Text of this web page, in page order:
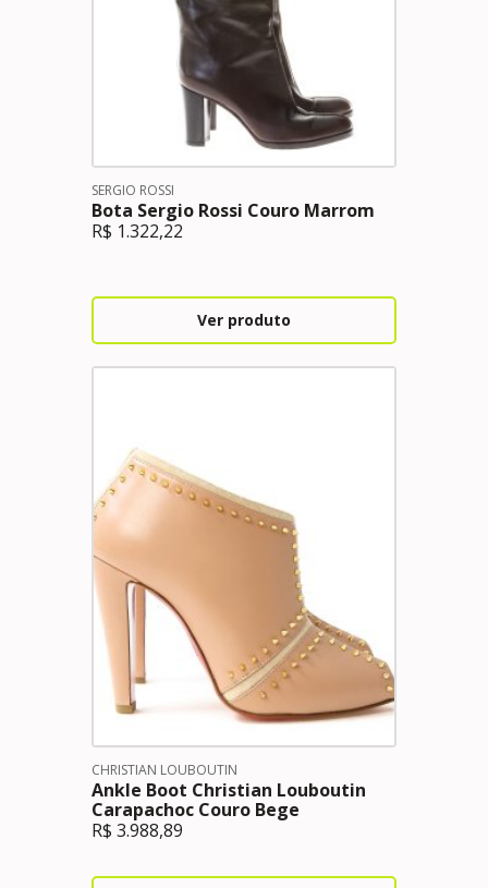
SERGIO ROSSI
Bota Sergio Rossi Couro Marrom
R$ 1.322,22
Ver produto
CHRISTIAN LOUBOUTIN
Ankle Boot Christian Louboutin
Carapachoc Couro Bege
R$ 3.988,89